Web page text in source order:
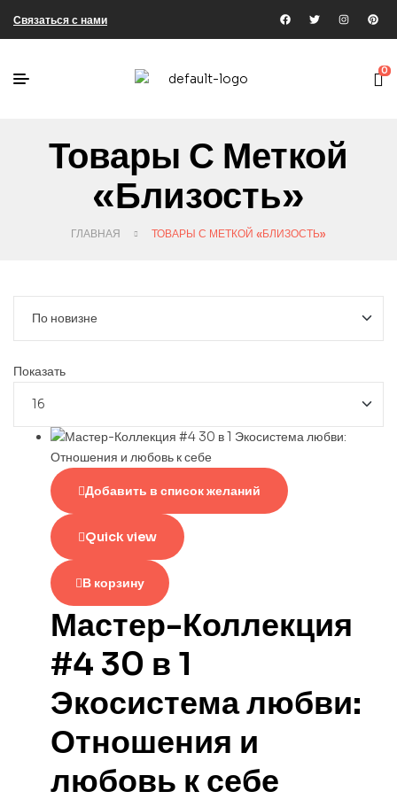
Связаться с нами
0
Товары С Меткой
«близость»
ГЛАВНАЯ ТОВАРЫ С МЕТКОЙ «БЛИЗОСТЬ»
Показать
Добавить в список желаний
Quick view
В корзину
Мастер-Коллекция
#4 30 в 1
Экосистема любви:
Отношения и
любовь к себе